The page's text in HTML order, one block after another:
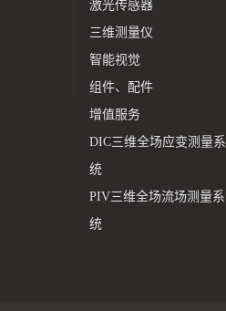
激光传感器
三维测量仪
智能视觉
组件、配件
增值服务
DIC三维全场应变测量系
统
PIV三维全场流场测量系
统